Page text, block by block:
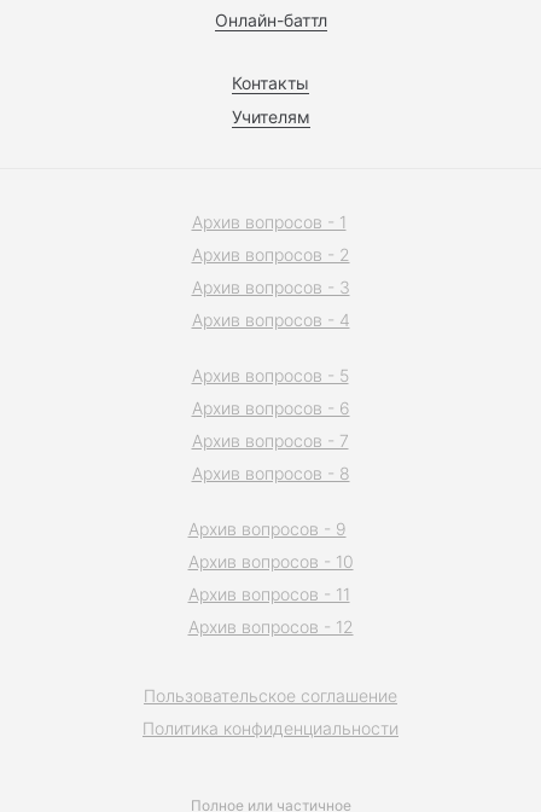
Онлайн-баттл
Контакты
Учителям
Полное или частичное
Пользовательское соглашение
Политика конфиденциальности
Архив вопросов - 1
Архив вопросов - 2
Архив вопросов - 3
Архив вопросов - 4
Архив вопросов - 5
Архив вопросов - 6
Архив вопросов - 7
Архив вопросов - 8
Архив вопросов - 9
Архив вопросов - 10
Архив вопросов - 11
Архив вопросов - 12